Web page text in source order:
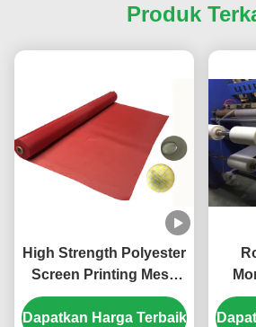
Produk
High Strength Polyester
Screen Printing Mesh
Dalam 40um
Kemantapan Kimia
Dapatkan Harga Terbaik